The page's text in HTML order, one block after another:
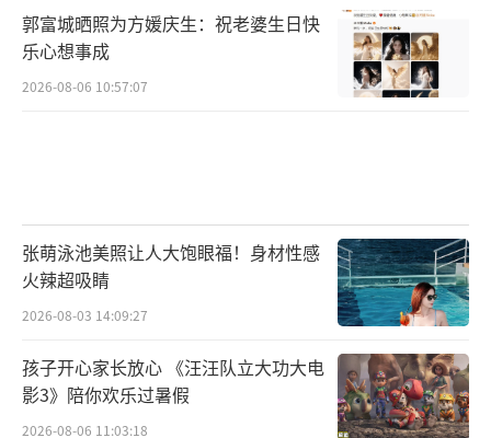
郭富城晒照为方媛庆生：祝老婆生日快
乐心想事成
2026-08-06 10:57:07
张萌泳池美照让人大饱眼福！身材性感
火辣超吸睛
2026-08-03 14:09:27
孩子开心家长放心 《汪汪队立大功大电
影3》陪你欢乐过暑假
2026-08-06 11:03:18